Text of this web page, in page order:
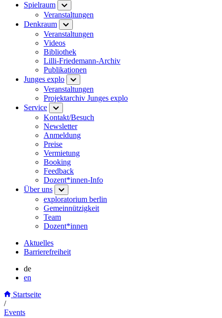
Spielraum
Veranstaltungen
Denkraum
Veranstaltungen
Videos
Bibliothek
Lilli-Friedemann-Archiv
Publikationen
Junges explo
Veranstaltungen
Projektarchiv Junges explo
Service
Kontakt/Besuch
Newsletter
Anmeldung
Preise
Vermietung
Booking
Feedback
Dozent*innen-Info
Über uns
exploratorium berlin
Gemeinnützigkeit
Team
Dozent*innen
Aktuelles
Barrierefreiheit
de
en
Startseite
/
Events